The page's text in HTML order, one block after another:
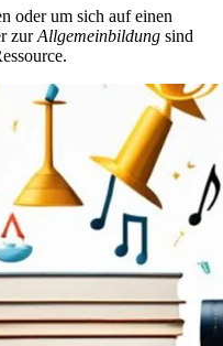
oder um sich auf einen
zurAllgemeinbildung sind